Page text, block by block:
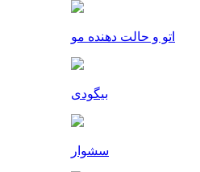
اتو و حالت دهنده مو
بیگودی
سشوار